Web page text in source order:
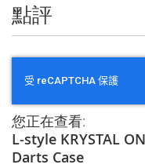
點評
您正在查看:
L-style KRYSTAL
Darts Case